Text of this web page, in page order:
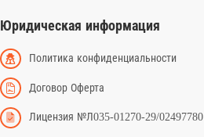
Юридическая информация
Политика конфиденциальности
Договор Оферта
Лицензия №Л035-01270-29/02497780